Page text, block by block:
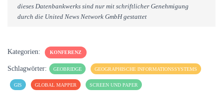
dieses Datenbankwerks sind nur mit schriftlicher Genehmigung
durch die United News Network GmbH gestattet
Kategorien: KONFERENZ
Schlagwörter: GEOBRIDGE GEOGRAPHISCHE INFORMATIONSSYSTEMS
GIS GLOBAL MAPPER SCREEN UND PAPER